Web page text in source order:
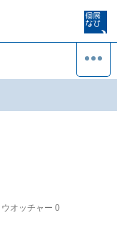
ウオッチャー 0